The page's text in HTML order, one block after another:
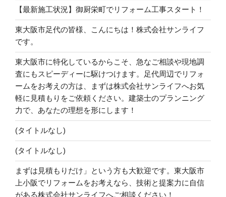
【最新施工状況】御厨栄町でリフォーム工事スタート！
東大阪市足代の皆様、こんにちは！株式会社サンライフ
です。
東大阪市に特化しているからこそ、急なご相談や現地調
査にもスピーディーに駆けつけます。足代周辺でリフォ
ームをお考えの方は、まずは株式会社サンライフへお気
軽に見積もりをご依頼ください。建築士のプランニング
力で、あなたの理想を形にします！
(タイトルなし)
(タイトルなし)
まずは見積もりだけ」という方も大歓迎です。東大阪市
上小阪でリフォームをお考えなら、技術と提案力に自信
がある株式会社サンライフへご相談ください！